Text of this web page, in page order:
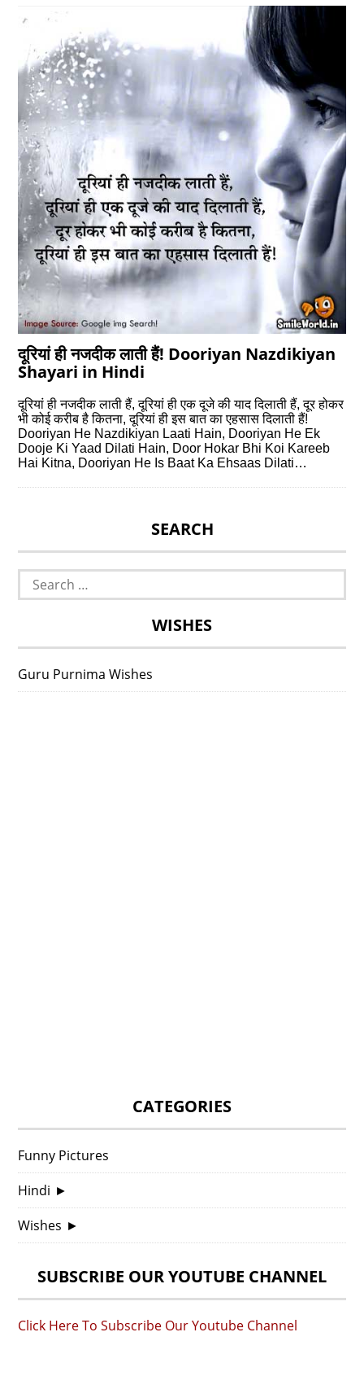
दूरियां ही नजदीक लाती हैं! Dooriyan Nazdikiyan
Shayari in Hindi
दूरियां ही नजदीक लाती हैं, दूरियां ही एक दूजे की याद दिलाती हैं, दूर होकर
भी कोई करीब है कितना, दूरियां ही इस बात का एहसास दिलाती हैं!
Dooriyan He Nazdikiyan Laati Hain, Dooriyan He Ek
Dooje Ki Yaad Dilati Hain, Door Hokar Bhi Koi Kareeb
Hai Kitna, Dooriyan He Is Baat Ka Ehsaas Dilati…
SEARCH
Search
for:
WISHES
Guru Purnima Wishes
CATEGORIES
Funny Pictures
Hindi ►
Wishes ►
SUBSCRIBE OUR YOUTUBE CHANNEL
Click Here To Subscribe Our Youtube Channel